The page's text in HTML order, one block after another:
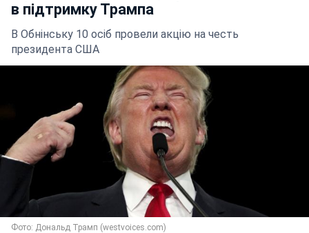
в підтримку Трампа
В Обнінську 10 осіб провели акцію на честь
президента США
Фото: Дональд Трамп (westvoices.com)